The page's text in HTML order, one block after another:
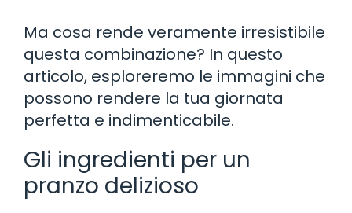
Ma cosa rende veramente irresistibile
questa combinazione? In questo
articolo, esploreremo le immagini che
possono rendere la tua giornata
perfetta e indimenticabile.
Gli ingredienti per un
pranzo delizioso